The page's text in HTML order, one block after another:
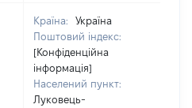
Країна:
Україна
Поштовий індекс:
[Конфіденційна
інформація]
Населений пункт:
Луковець-